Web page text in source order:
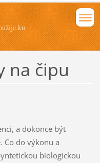
ku
na čipu
a dokonce být
Co do výkonu a
biologickou